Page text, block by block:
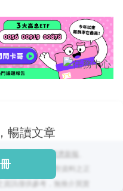
暢讀文章
為： TEJ 台灣經濟新報
站
訊僅供參考，無推介買賣
任一文章
出國就缺這咖？股
感會員免費帶回